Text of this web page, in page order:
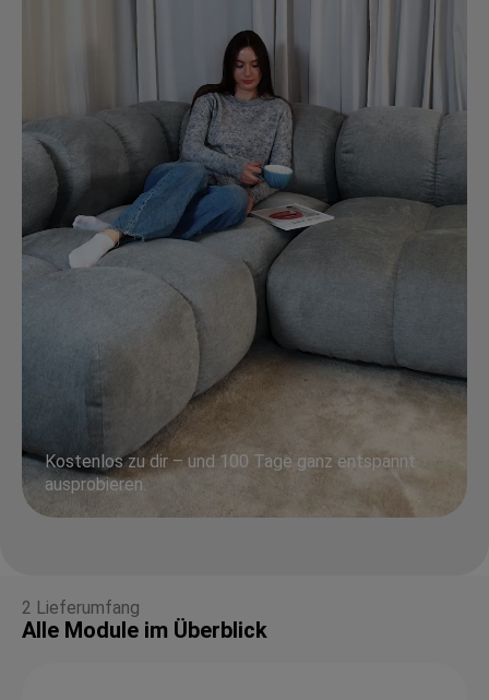
Kostenlos zu dir – und 100 Tage ganz entspannt
ausprobieren.
2 Lieferumfang
Alle Module im Überblick